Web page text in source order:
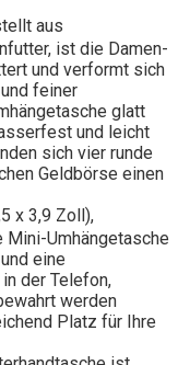
aus
ist die Damen-
und verformt sich
feiner
glatt
und leicht
sich vier runde
Geldbörse einen
x 3,9 Zoll),
Mini-Umhängetasche
eine
der Telefon,
werden
Platz für Ihre